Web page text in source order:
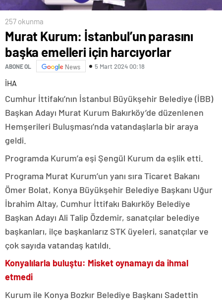
257 okunma
Murat Kurum: İstanbul’un parasını
başka emelleri için harcıyorlar
ABONE OL News 5 Mart 2024 00:18
İHA
Cumhur İttifakı’nın İstanbul Büyükşehir Belediye (İBB)
Başkan Adayı Murat Kurum Bakırköy’de düzenlenen
Hemşerileri Buluşması’nda vatandaşlarla bir araya
geldi.
Programda Kurum’a eşi Şengül Kurum da eşlik etti.
Programa Murat Kurum’un yanı sıra Ticaret Bakanı
Ömer Bolat, Konya Büyükşehir Belediye Başkanı Uğur
İbrahim Altay, Cumhur İttifakı Bakırköy Belediye
Başkan Adayı Ali Talip Özdemir, sanatçılar belediye
başkanları, ilçe başkanlarız STK üyeleri, sanatçılar ve
çok sayıda vatandaş katıldı.
Konyalılarla buluştu: Misket oynamayı da ihmal
etmedi
Kurum ile Konya Bozkır Belediye Başkanı Sadettin